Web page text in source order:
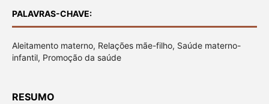
PALAVRAS-CHAVE:
Aleitamento materno, Relações mãe-filho, Saúde materno-
infantil, Promoção da saúde
RESUMO